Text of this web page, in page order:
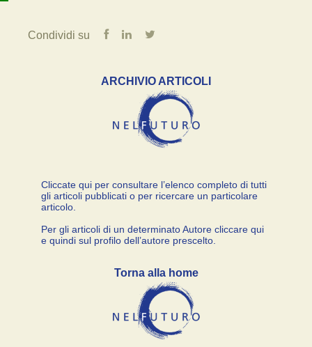
Condividi su
ARCHIVIO ARTICOLI
Cliccate qui per consultare l’elenco completo di tutti
gli articoli pubblicati o per ricercare un particolare
articolo.
Per gli articoli di un determinato Autore cliccare qui
e quindi sul profilo dell’autore prescelto.
Torna alla home